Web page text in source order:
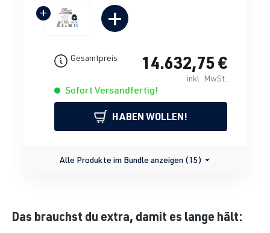
+ +
Gesamtpreis 14.632,75 €
inkl. MwSt.
Sofort Versandfertig!
HABEN WOLLEN!
Alle Produkte im Bundle anzeigen (15)
Das brauchst du extra, damit es lange hält: